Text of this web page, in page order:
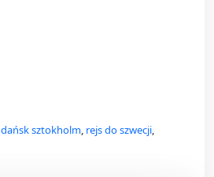
sztokholm, rejs do szwecji,